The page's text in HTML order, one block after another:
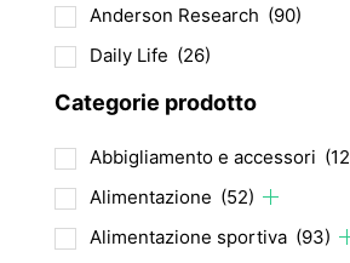
Anderson Research (90)
Daily Life (26)
Categorie prodotto
Abbigliamento e accessori
Alimentazione (52)
Alimentazione sportiva (93)